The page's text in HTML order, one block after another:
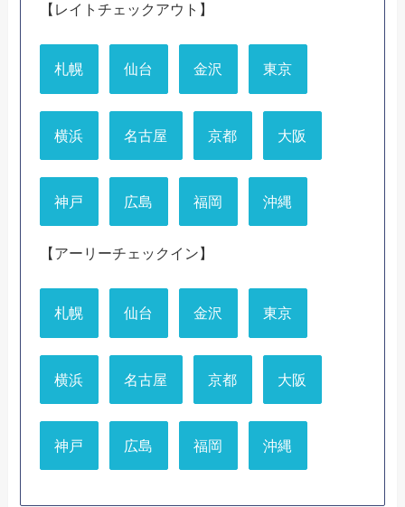
【レイトチェックアウト】
札幌 仙台 金沢 東京
横浜 名古屋 京都 大阪
神戸 広島 福岡 沖縄
【アーリーチェックイン】
札幌 仙台 金沢 東京
横浜 名古屋 京都 大阪
神戸 広島 福岡 沖縄